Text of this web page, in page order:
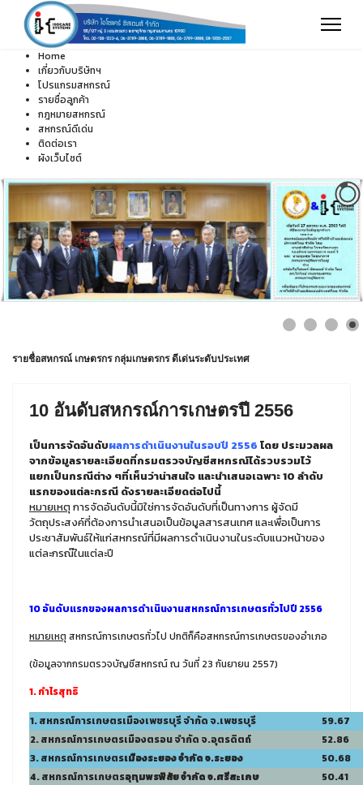
Home
เกี่ยวกับบริษัทฯ
โปรแกรมสหกรณ์
รายชื่อลูกค้า
กฎหมายสหกรณ์
สหกรณ์ดีเด่น
ติดต่อเรา
ผังเว็บไซต์
รายชื่อสหกรณ์ เกษตรกร กลุ่มเกษตรกร ดีเด่นระดับประเทศ
10 อันดับสหกรณ์การเกษตรปี 2556
เป็นการจัดอันดับผลการดำเนินงานในรอบปี 2556 โดย ประมวลผล
จากข้อมูลรายละเอียดที่กรมตรวจบัญชีสหกรณ์ได้รวบรวมไว้
แยกเป็นกรณีต่าง ๆที่เห็นว่าน่าสนใจ และนำเสนอเฉพาะ 10 ลำดับ
แรกของแต่ละกรณี ดังรายละเอียดต่อไปนี้
หมายเหตุการจัดอันดับนี้มิใช่การจัดอันดับที่เป็นทางการ ผู้จัดมี
วัตถุประสงค์ที่ต้องการนำเสนอเป็นข้อมูลสารสนเทศ และเพื่อเป็นการ
ประชาสัมพันธ์ให้แก่สหกรณ์ที่มีผลการดำเนินงานในระดับแนวหน้าของ
แต่ละกรณ๊ในแต่ละปี
10 อันดับแรกของผลการดำเนินงานสหกรณ์การเกษตรทั่วไปปี 2556
หมายเหตุ สหกรณ์การเกษตรทั่วไป ปกติก็คือสหกรณ์การเกษตรของอำเภอ
(ข้อมูลจากกรมตรวจบัญชีสหกรณ์ ณ วันที่ 23 กันยายน 2557)
1. กำไรสุทธิ
1. สหกรณ์การเกษตรเมืองเพชรบุรี จำกัด จ.เพชรบุรี
59.67
2. สหกรณ์การเกษตรเมืองตรอน จำกัด จ.อุตรดิตถ์
52.86
3. สหกรณ์การเกษตรเมืองระยอง จำกัด จ.ระยอง
50.68
4. สหกรณ์การเกษตรอุทุมพรพิสัย จำกัด จ.ศรีสะเกษ
50.41